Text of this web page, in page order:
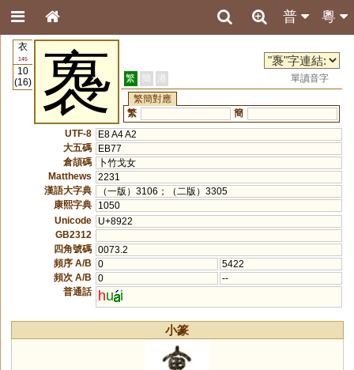
粵
普
衣
145
10
(16)
褢 繁 簡 港
單讀音字
繁簡對應
繁
簡
UTF-8
E8 A4 A2
大五碼
EB77
倉頡碼
卜竹戈女
Matthews
2231
漢語大字典
（一版）3106；（二版）3305
康熙字典
1050
Unicode
U+8922
GB2312
四角號碼 0073.2
頻序 A/B
0
5422
頻次 A/B
0
--
普通話
hu i
小篆